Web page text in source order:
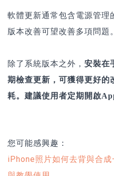
軟體更新通常包含電源管理
版本改善可望改善多項問題。
除了系統版本之外， 安裝在
期檢查更新，可獲得更好的
耗。建議使用者定期開啟
您可能感興趣：
iPhone照片如何去背與合